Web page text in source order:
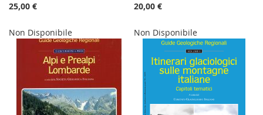
25,00 €
Non Disponibile
20,00 €
Non Disponibile